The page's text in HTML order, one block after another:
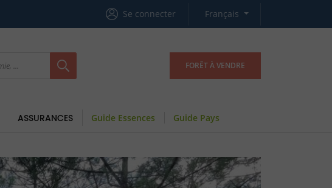
Se connecter Français
FORÊT À VENDRE
ASSURANCES Guide Essences Guide Pays